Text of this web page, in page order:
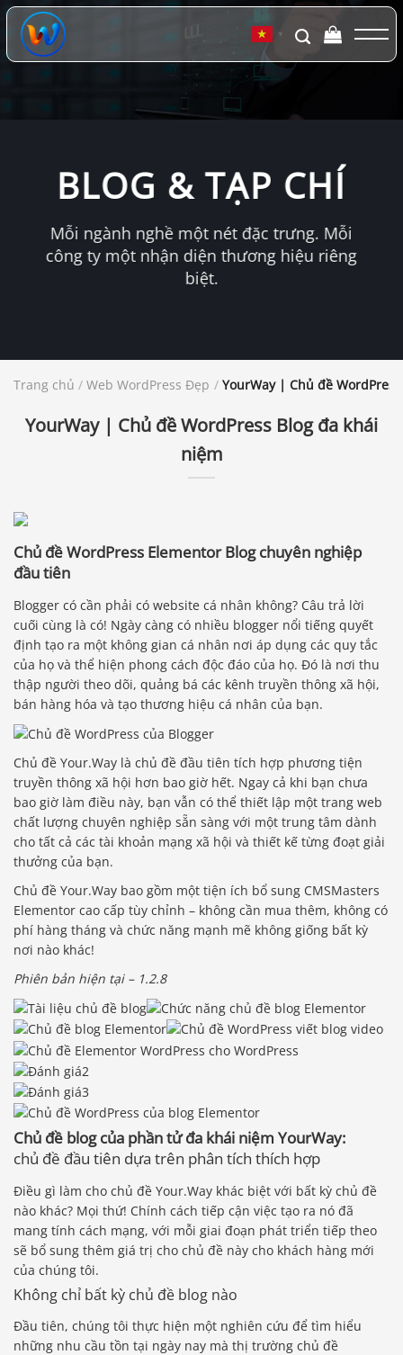
Chuyển
đến
dung
▼
BLOG & TẠP CHÍ
Mỗi ngành nghề một nét đặc trưng. Mỗi
công ty một nhận diện thương hiệu riêng
biệt.
Trang chủ / Web WordPress Đẹp / YourWay | Chủ đề
YourWay | Chủ đề WordPress Blog đa khái
niệm
Chủ đề WordPress Elementor Blog chuyên nghiệp
đầu tiên
Blogger có cần phải có website cá nhân không? Câu trả lời
cuối cùng là có! Ngày càng có nhiều blogger nổi tiếng quyết
định tạo ra một không gian cá nhân nơi áp dụng các quy tắc
của họ và thể hiện phong cách độc đáo của họ. Đó là nơi thu
thập người theo dõi, quảng bá các kênh truyền thông xã hội,
bán hàng hóa và tạo thương hiệu cá nhân của bạn.
Chủ đề Your.Way là chủ đề đầu tiên tích hợp phương tiện
truyền thông xã hội hơn bao giờ hết. Ngay cả khi bạn chưa
bao giờ làm điều này, bạn vẫn có thể thiết lập một trang web
chất lượng chuyên nghiệp sẵn sàng với một trung tâm dành
cho tất cả các tài khoản mạng xã hội và thiết kế từng đoạt giải
thưởng của bạn.
Chủ đề Your.Way bao gồm một tiện ích bổ sung CMSMasters
Elementor cao cấp tùy chỉnh – không cần mua thêm, không có
phí hàng tháng và chức năng mạnh mẽ không giống bất kỳ
nơi nào khác!
Phiên bản hiện tại – 1.2.8
Chủ đề blog của phần tử đa khái niệm YourWay:
chủ đề đầu tiên dựa trên phân tích thích hợp
Điều gì làm cho chủ đề Your.Way khác biệt với bất kỳ chủ đề
nào khác? Mọi thứ! Chính cách tiếp cận việc tạo ra nó đã
mang tính cách mạng, với mỗi giai đoạn phát triển tiếp theo
sẽ bổ sung thêm giá trị cho chủ đề này cho khách hàng mới
của chúng tôi.
Không chỉ bất kỳ chủ đề blog nào
Đầu tiên, chúng tôi thực hiện một nghiên cứu để tìm hiểu
những nhu cầu tồn tại ngày nay mà thị trường chủ đề